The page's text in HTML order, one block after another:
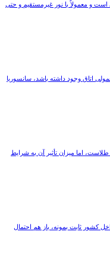
است و معمولاً با نور غیرمستقیم و حتی
اتاق وجود داشته باشد، سانسوریا
اما میزان تأثیر آن به شرایط
کشور ثابت بمونه، باز هم احتمال